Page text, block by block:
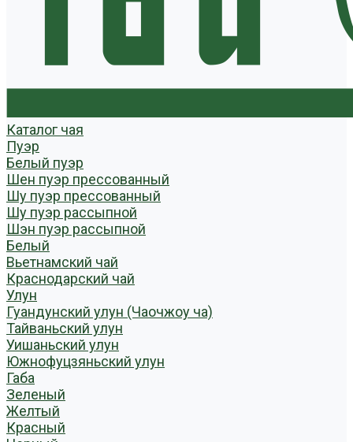
Каталог чая
Пуэр
Белый пуэр
Шен пуэр прессованный
Шу пуэр прессованный
Шу пуэр рассыпной
Шэн пуэр рассыпной
Белый
Вьетнамский чай
Краснодарский чай
Улун
Гуандунский улун (Чаочжоу ча)
Тайваньский улун
Уишаньский улун
Южнофуцзяньский улун
Габа
Зеленый
Желтый
Красный